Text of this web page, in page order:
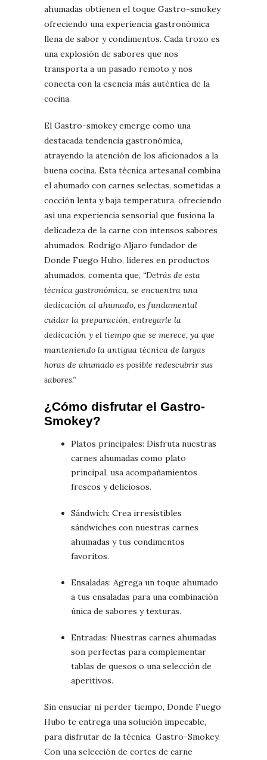
ahumadas obtienen el toque Gastro-smokey
ofreciendo una experiencia gastronómica
llena de sabor y condimentos. Cada trozo es
una explosión de sabores que nos
transporta a un pasado remoto y nos
conecta con la esencia más auténtica de la
cocina.
El Gastro-smokey emerge como una
destacada tendencia gastronómica,
atrayendo la atención de los aficionados a la
buena cocina. Esta técnica artesanal combina
el ahumado con carnes selectas, sometidas a
cocción lenta y baja temperatura, ofreciendo
así una experiencia sensorial que fusiona la
delicadeza de la carne con intensos sabores
ahumados. Rodrigo Aljaro fundador de
Donde Fuego Hubo, líderes en productos
ahumados, comenta que, “Detrás de esta
técnica gastronómica, se encuentra una
dedicación al ahumado, es fundamental
cuidar la preparación, entregarle la
dedicación y el tiempo que se merece, ya que
manteniendo la antigua técnica de largas
horas de ahumado es posible redescubrir sus
sabores.”
¿Cómo disfrutar el Gastro-
Smokey?
Platos principales: Disfruta nuestras
carnes ahumadas como plato
principal, usa acompañamientos
frescos y deliciosos.
Sándwich: Crea irresistibles
sándwiches con nuestras carnes
ahumadas y tus condimentos
favoritos.
Ensaladas: Agrega un toque ahumado
a tus ensaladas para una combinación
única de sabores y texturas.
Entradas: Nuestras carnes ahumadas
son perfectas para complementar
tablas de quesos o una selección de
aperitivos.
Sin ensuciar ni perder tiempo, Donde Fuego
Hubo te entrega una solución impecable,
para disfrutar de la técnica Gastro-Smokey.
Con una selección de cortes de carne